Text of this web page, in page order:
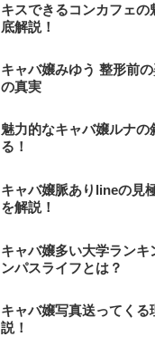
キスできるコンカフェ
底解説！
キャバ嬢みゆう 整形前
の真実
魅力的なキャバ嬢ルナ
る！
キャバ嬢脈ありlineの見
を解説！
キャバ嬢多い大学ランキ
ンパスライフとは？
キャバ嬢写真送ってく
説！